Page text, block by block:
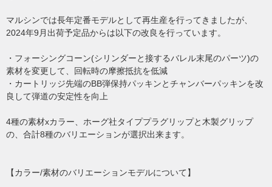
マルシンでは長年定番モデルとして再生産を行ってきましたが、
2024年9月出荷予定品からは以下の改良を行っています。
・フォーシングコーン(シリンダーと接するバレル末尾のパーツ)の
素材を変更して、回転時の摩擦抵抗を低減
・カートリッジ先端のBB弾保持パッキンとチャンバーパッキンを改
良して弾道の安定性を向上
4種の素材xカラー、ホーグ社タイププラグリップと木製グリップ
の、合計8種のバリエーションが選択出来ます。
【カラー/素材のバリエーションモデルについて】